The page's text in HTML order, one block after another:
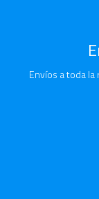
Envíos a toda la